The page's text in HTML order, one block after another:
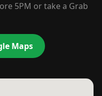
5PM or take a Grab
Maps